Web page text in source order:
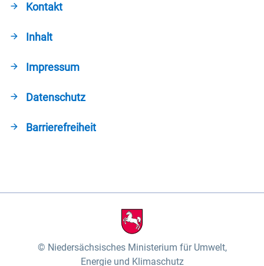
Kontakt
Inhalt
Impressum
Datenschutz
Barrierefreiheit
Niedersächsisches Ministerium für Umwelt,
Energie und Klimaschutz